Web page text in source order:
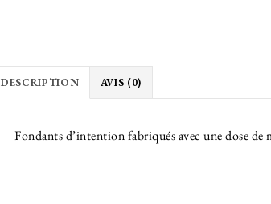
DESCRIPTION AVIS (0)
Fondants d’intention fabriqués avec une dose de